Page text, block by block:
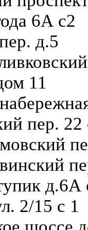
6А с2
д.5
11
пер. 22
д.6А
2/15 с 1